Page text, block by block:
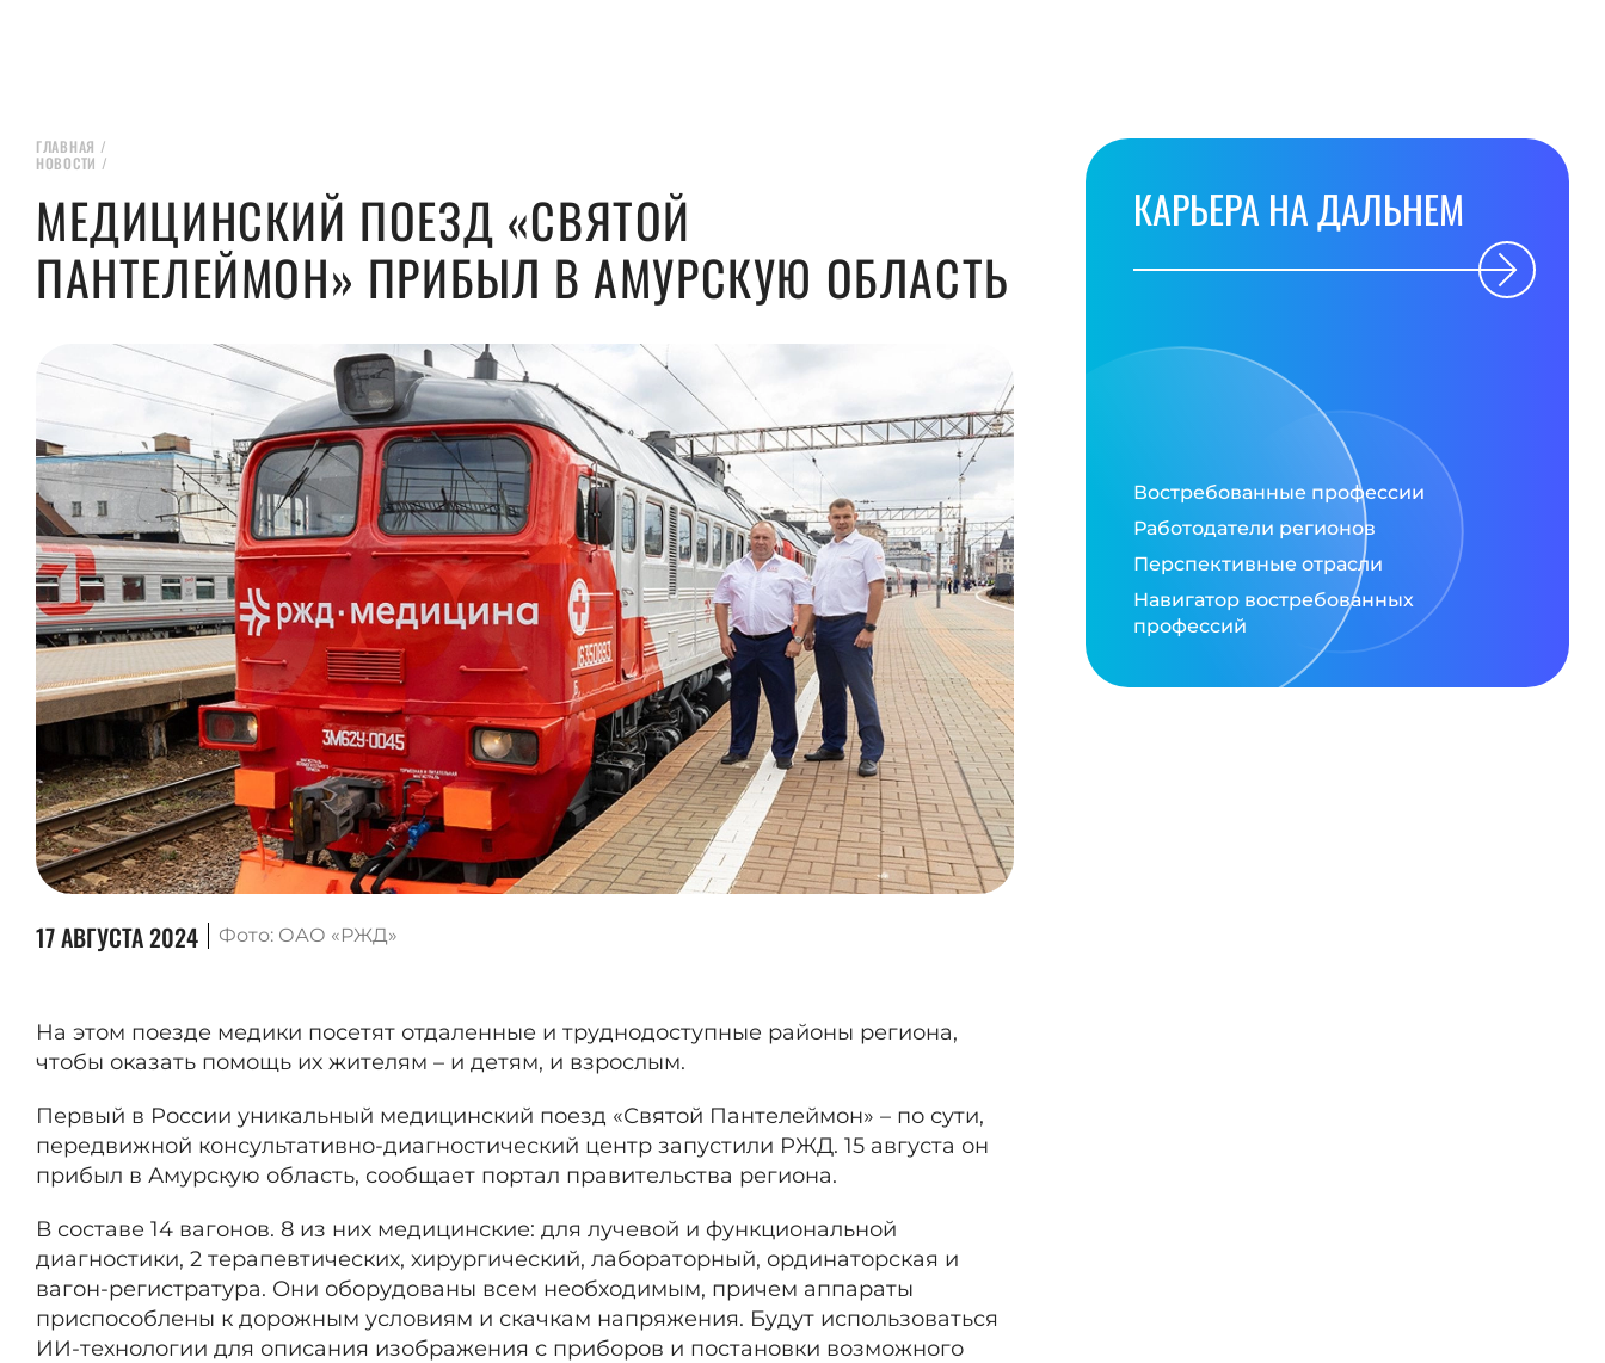
ГЛАВНАЯ /
НОВОСТИ /
МЕДИЦИНСКИЙ ПОЕЗД «СВЯТОЙ
ПАНТЕЛЕЙМОН» ПРИБЫЛ В АМУРСКУЮ ОБЛАСТЬ
17 АВГУСТА 2024 Фото: ОАО «РЖД»
На этом поезде медики посетят отдаленные и труднодоступные районы региона,
чтобы оказать помощь их жителям – и детям, и взрослым.
Первый в России уникальный медицинский поезд «Святой Пантелеймон» – по сути,
передвижной консультативно-диагностический центр запустили РЖД. 15 августа он
прибыл в Амурскую область, сообщает портал правительства региона.
В составе 14 вагонов. 8 из них медицинские: для лучевой и функциональной
диагностики, 2 терапевтических, хирургический, лабораторный, ординаторская и
вагон-регистратура. Они оборудованы всем необходимым, причем аппараты
приспособлены к дорожным условиям и скачкам напряжения. Будут использоваться
ИИ-технологии для описания изображения с приборов и постановки возможного
КАРЬЕРА НА ДАЛЬНЕМ
Востребованные профессии
Работодатели регионов
Перспективные отрасли
Навигатор востребованных
профессий